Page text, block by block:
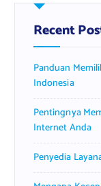
h
f
o
:
Recent
Panduan
Indonesia
Pentingnya
Internet Anda
Penyedia